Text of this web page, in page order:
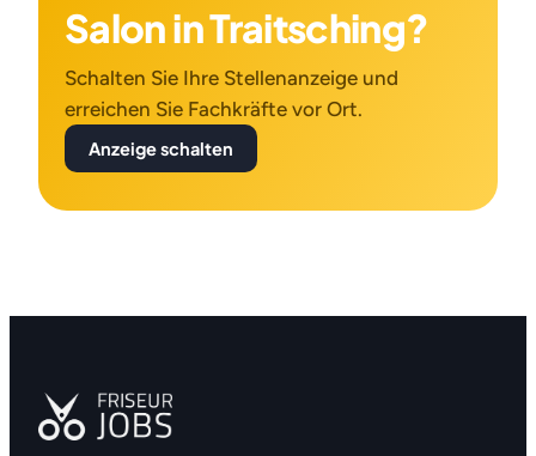
Salon in Traitsching?
Schalten Sie Ihre Stellenanzeige und
erreichen Sie Fachkräfte vor Ort.
Anzeige schalten